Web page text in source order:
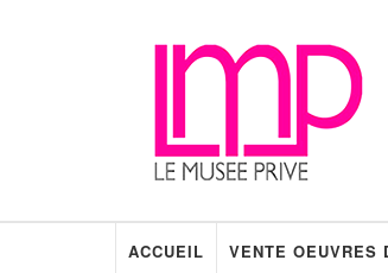
ACCUEIL VENTE OEUVRES